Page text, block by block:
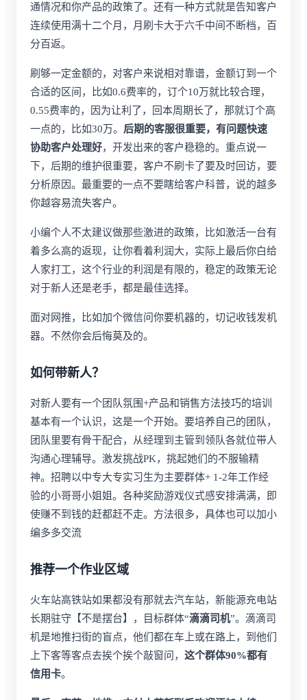
通情况和你产品的政策了。还有一种方式就是告知客户
连续使用满十二个月，月刷卡大于六千中间不断档，百
分百返。
刷够一定金额的，对客户来说相对靠谱，金额订到一个
合适的区间，比如0.6费率的，订个10万就比较合理，
0.55费率的，因为让利了，回本周期长了，那就订个高
一点的，比如30万。 后期的客服很重要，有问题快速
协助客户处理好，开发出来的客户稳稳的。重点说一
下，后期的维护很重要，客户不刷卡了要及时回访，要
分析原因。最重要的一点不要瞎给客户科普，说的越多
你越容易流失客户。
小编个人不太建议做那些激进的政策，比如激活一台有
着多么高的返现，让你看着利润大，实际上最后你白给
人家打工，这个行业的利润是有限的，稳定的政策无论
对于新人还是老手，都是最佳选择。
面对网推，比如加个微信问你要机器的，切记收钱发机
器。不然你会后悔莫及的。
如何带新人？
对新人要有一个团队氛围+产品和销售方法技巧的培训
基本有一个认识，这是一个开始。要培养自己的团队，
团队里要有骨干配合，从经理到主管到领队各就位带人
沟通心理辅导。激发挑战PK，挑起她们的不服输精
神。招聘以中专大专实习生为主要群体+ 1-2年工作经
验的小哥哥小姐姐。各种奖励游戏仪式感安排满满，即
使赚不到钱的赶都赶不走。方法很多，具体也可以加小
编多多交流
推荐一个作业区域
火车站高铁站如果都没有那就去汽车站，新能源充电站
长期驻守【不是摆台】，目标群体“滴滴司机”。滴滴司
机是地推扫街的盲点，他们都在车上或在路上，到他们
上下客等客点去挨个挨个敲窗问， 这个群体90%都有
信用卡。